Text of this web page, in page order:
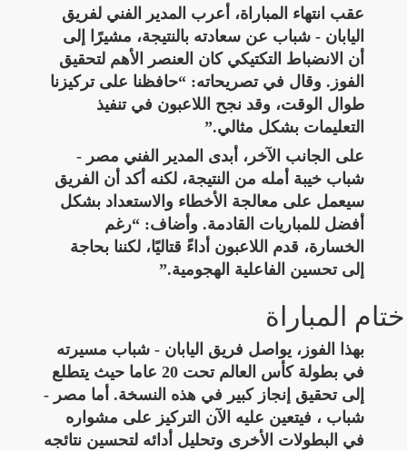
عقب انتهاء المباراة، أعرب المدير الفني لفريق
اليابان - شباب عن سعادته بالنتيجة، مشيرًا إلى
أن الانضباط التكتيكي كان العنصر الأهم لتحقيق
الفوز. وقال في تصريحاته: “حافظنا على تركيزنا
طوال الوقت، وقد نجح اللاعبون في تنفيذ
التعليمات بشكل مثالي.”
على الجانب الآخر، أبدى المدير الفني مصر -
شباب خيبة أمله من النتيجة، لكنه أكد أن الفريق
سيعمل على معالجة الأخطاء والاستعداد بشكل
أفضل للمباريات القادمة. وأضاف: “رغم
الخسارة، قدم اللاعبون أداءً قتاليًا، لكننا بحاجة
إلى تحسين الفاعلية الهجومية.”
ختام المباراة
بهذا الفوز، يواصل فريق اليابان - شباب مسيرته
في بطولة كأس العالم تحت 20 عاما حيث يتطلع
إلى تحقيق إنجاز كبير في هذه النسخة. أما مصر -
شباب ، فيتعين عليه الآن التركيز على مشواره
في البطولات الأخرى وتحليل أدائه لتحسين نتائجه